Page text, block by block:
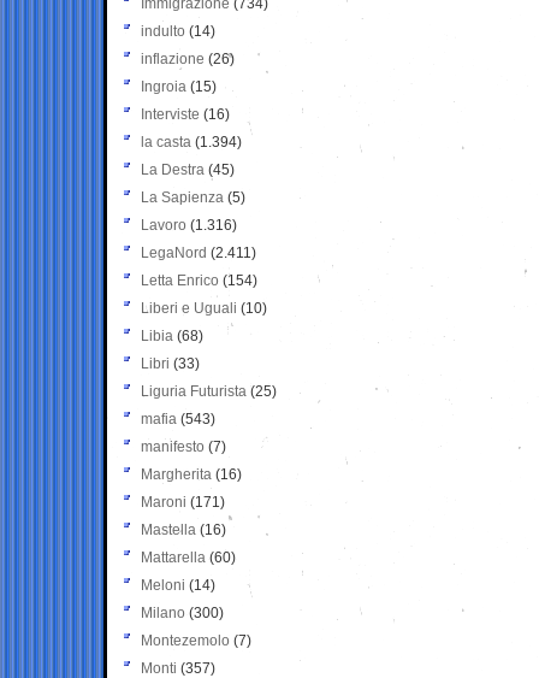
Immigrazione (734)
indulto (14)
inflazione (26)
Ingroia (15)
Interviste (16)
la casta (1.394)
La Destra (45)
La Sapienza (5)
Lavoro (1.316)
LegaNord (2.411)
Letta Enrico (154)
Liberi e Uguali (10)
Libia (68)
Libri (33)
Liguria Futurista (25)
mafia (543)
manifesto (7)
Margherita (16)
Maroni (171)
Mastella (16)
Mattarella (60)
Meloni (14)
Milano (300)
Montezemolo (7)
Monti (357)